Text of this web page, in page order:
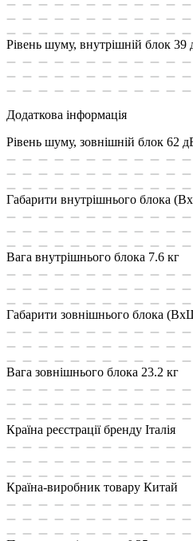
Рівень шуму, внутрішній блок 39
Додаткова інформація
Рівень шуму, зовнішній блок 62
Габарити внутрішнього блока
Вага внутрішнього блока 7.6 кг
Габарити зовнішнього блока
Вага зовнішнього блока 23.2 кг
Країна реєстрації бренду Італія
Країна-виробник товару Китай